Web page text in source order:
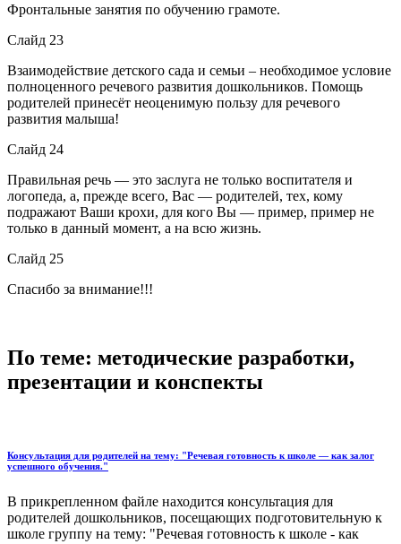
Фронтальные занятия по обучению грамоте.
Слайд 23
Взаимодействие детского сада и семьи – необходимое условие
полноценного речевого развития дошкольников. Помощь
родителей принесёт неоценимую пользу для речевого
развития малыша!
Слайд 24
Правильная речь — это заслуга не только воспитателя и
логопеда, а, прежде всего, Вас — родителей, тех, кому
подражают Ваши крохи, для кого Вы — пример, пример не
только в данный момент, а на всю жизнь.
Слайд 25
Спасибо за внимание!!!
По теме: методические разработки,
презентации и конспекты
Консультация для родителей на тему: "Речевая готовность к школе — как залог
успешного обучения."
В прикрепленном файле находится консультация для
родителей дошкольников, посещающих подготовительную к
школе группу на тему: "Речевая готовность к школе - как